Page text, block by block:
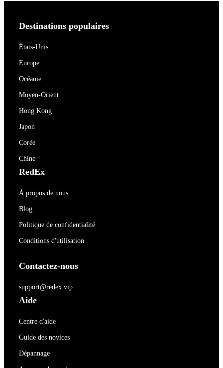
Destinations populaires
États-Unis
Europe
Océanie
Moyen-Orient
Hong Kong
Japon
Corée
Chine
RedEx
À propos de nous
Blog
Politique de confidentialité
Conditions d'utilisation
Contactez-nous
support@redex.vip
Aide
Centre d'aide
Guide des novices
Dépannage